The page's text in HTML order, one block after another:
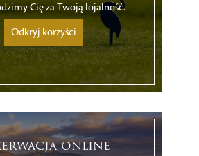
Cię za Twoją lojalność.
Odkryj korzyści
online